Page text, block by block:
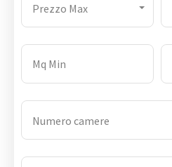
Prezzo Max
Numero camere